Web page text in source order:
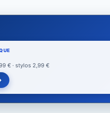
€ · stylos 2,99 €